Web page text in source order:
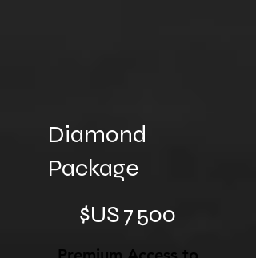
Diamond
Package
$US7 500